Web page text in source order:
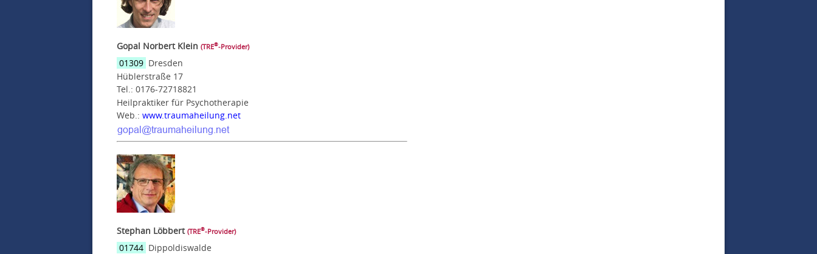
Gopal Norbert Klein (TRE®‑Provider)
01309 Dresden
Hüblerstraße 17
Tel.: 0176-72718821
Heilpraktiker für Psychotherapie
Web.: www.traumaheilung.net
Stephan Löbbert (TRE®‑Provider)
01744 Dippoldiswalde